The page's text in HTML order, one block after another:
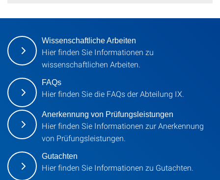
Wissenschaftliche Arbeiten
Hier finden Sie Informationen zu
wissenschaftlichen Arbeiten.
FAQs
Hier finden Sie die FAQs der Abteilung IX.
Anerkennung von Prüfungsleistungen
Hier finden Sie Informationen zur Anerkennung
von Prüfungsleistungen.
Gutachten
Hier finden Sie Informationen zu Gutachten.